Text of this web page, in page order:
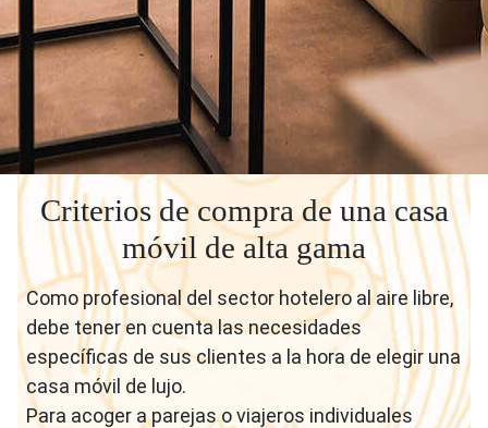
Criterios de compra de una casa
móvil de alta gama
Como profesional del sector hotelero al aire libre,
debe tener en cuenta las necesidades
específicas de sus clientes a la hora de elegir una
casa móvil de lujo.
Para acoger a parejas o viajeros individuales